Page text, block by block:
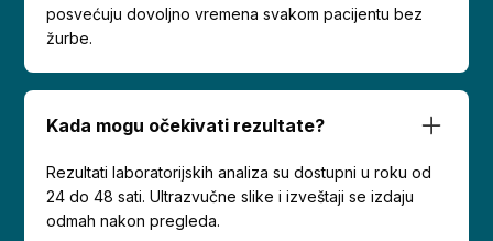
posvećuju dovoljno vremena svakom pacijentu bez
žurbe.
Kada mogu očekivati rezultate?
Rezultati laboratorijskih analiza su dostupni u roku od
24 do 48 sati. Ultrazvučne slike i izveštaji se izdaju
odmah nakon pregleda.